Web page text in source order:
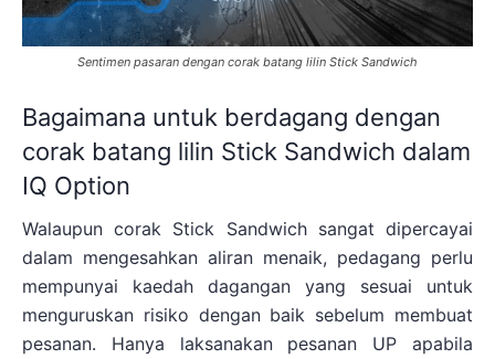
Sentimen pasaran dengan corak batang lilin Stick Sandwich
Bagaimana untuk berdagang dengan
corak batang lilin Stick Sandwich dalam
IQ Option
Walaupun corak Stick Sandwich sangat dipercayai
dalam mengesahkan aliran menaik, pedagang perlu
mempunyai kaedah dagangan yang sesuai untuk
menguruskan risiko dengan baik sebelum membuat
pesanan. Hanya laksanakan pesanan UP apabila